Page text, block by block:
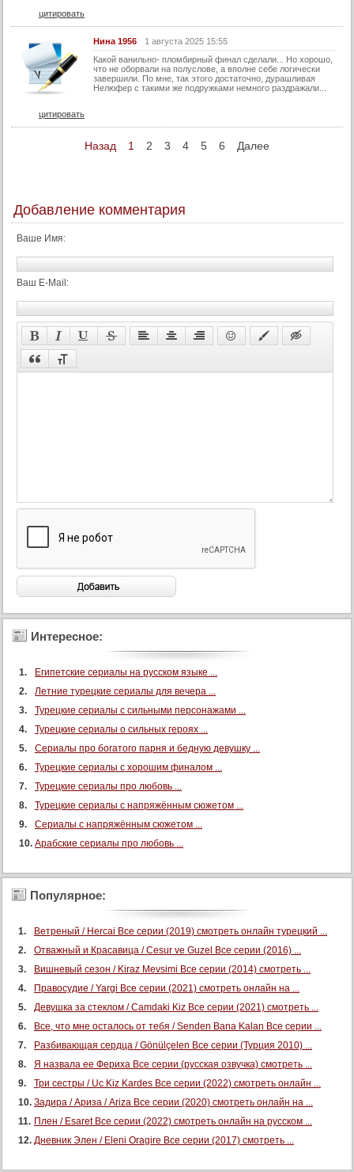
цитировать
Нина 1956
1 августа 2025 15:55
Какой ванильно- пломбирный финал сделали... Но хорошо,
что не оборвали на полуслове, а вполне себе логически
завершили. По мне, так этого достаточно, дурашливая
Нелюфер с такими же подружками немного раздражали...
цитировать
Назад 1 2 3 4 5 6 Далее
Добавление комментария
Ваше Имя:
Ваш E-Mail:
Интересное:
Египетские сериалы на русском языке ...
Летние турецкие сериалы для вечера ...
Турецкие сериалы с сильными персонажами ...
Турецкие сериалы о сильных героях ...
Сериалы про богатого парня и бедную девушку ...
Турецкие сериалы с хорошим финалом ...
Турецкие сериалы про любовь ...
Турецкие сериалы с напряжённым сюжетом ...
Сериалы с напряжённым сюжетом ...
Арабские сериалы про любовь ...
Популярное:
Ветреный / Hercai Все серии (2019) смотреть онлайн турецкий ...
Отважный и Красавица / Cesur ve Guzel Все серии (2016) ...
Вишневый сезон / Kiraz Mevsimi Все серии (2014) смотреть ...
Правосудие / Yargi Все серии (2021) смотреть онлайн на ...
Девушка за стеклом / Camdaki Kiz Все серии (2021) смотреть ...
Все, что мне осталось от тебя / Senden Bana Kalan Все серии ...
Разбивающая сердца / Gönülçelen Все серии (Турция 2010) ...
Я назвала ее Фериха Все серии (русская озвучка) смотреть ...
Три сестры / Uc Kiz Kardes Все серии (2022) смотреть онлайн ...
Задира / Ариза / Ariza Все серии (2020) смотреть онлайн на ...
Плен / Esaret Все серии (2022) смотреть онлайн на русском ...
Дневник Элен / Eleni Oragire Все серии (2017) смотреть ...